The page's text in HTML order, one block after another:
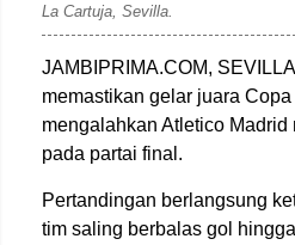
La Cartuja, Sevilla.
JAMBIPRIMA.COM,
memastikan gelar juara
mengalahkan Atletico
pada partai final.
Pertandingan berlangsung
tim saling berbalas gol